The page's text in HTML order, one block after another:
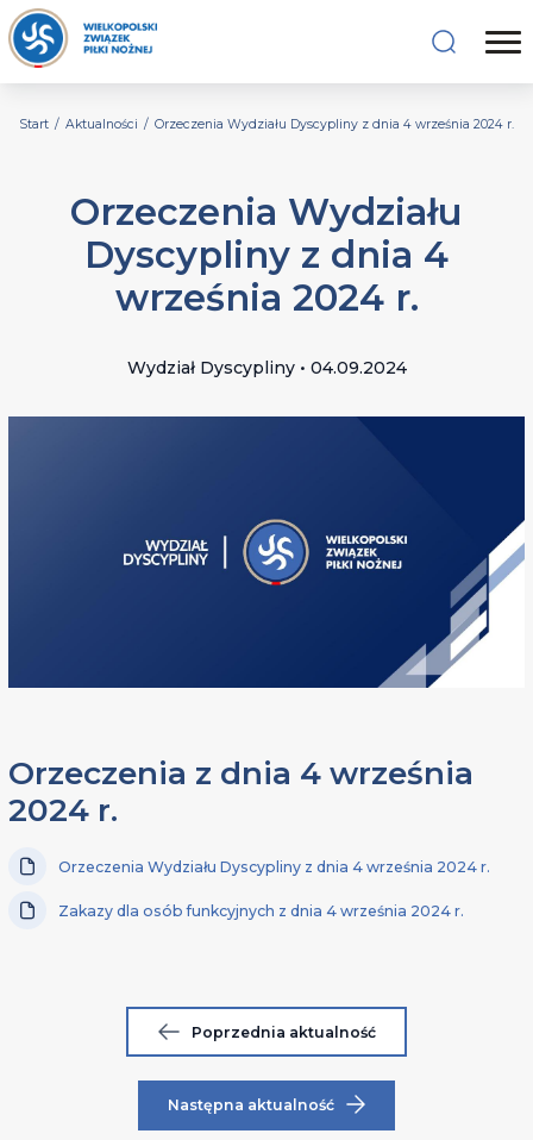
Start / Aktualności / Orzeczenia Wydziału Dyscypliny z dnia 4 września 2024 r.
Orzeczenia Wydziału
Dyscypliny z dnia 4
września 2024 r.
Wydział Dyscypliny • 04.09.2024
Orzeczenia z dnia 4 września
2024 r.
Orzeczenia Wydziału Dyscypliny z dnia 4 września 2024 r.
Zakazy dla osób funkcyjnych z dnia 4 września 2024 r.
Poprzednia aktualność
Następna aktualność